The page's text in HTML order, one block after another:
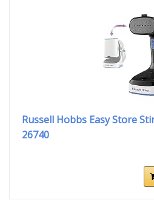
Russell Hobbs Easy Store
26740